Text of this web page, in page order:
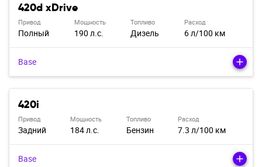
420d xDrive
Привод
Полный
Мощность
190 л.с.
Топливо
Дизель
Расход
6 л/100 км
Base
420i
Привод
Задний
Мощность
184 л.с.
Топливо
Бензин
Расход
7.3 л/100 км
Base